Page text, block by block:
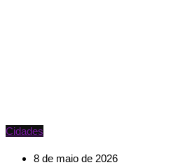
Cidades
8 de maio de 2026